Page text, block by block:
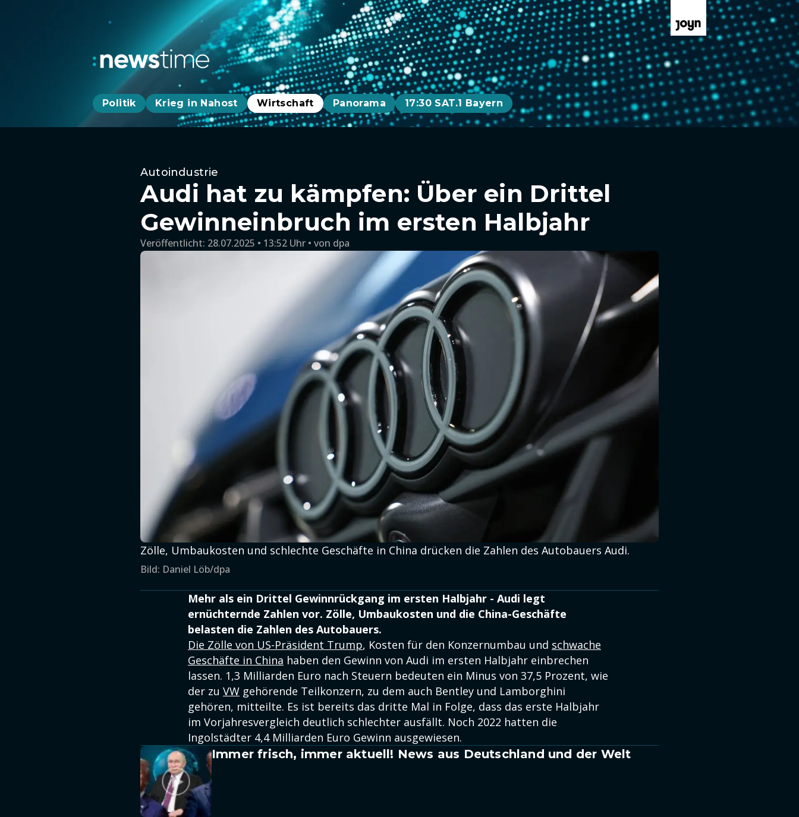
Politik Krieg in Nahost Wirtschaft Panorama 17:30 SAT.1 Bayern
Autoindustrie
Audi hat zu kämpfen: Über ein Drittel
Gewinneinbruch im ersten Halbjahr
Veröffentlicht: 28.07.2025 • 13:52 Uhr von dpa
Zölle, Umbaukosten und schlechte Geschäfte in China drücken die Zahlen des Autobauers Audi.
Bild: Daniel Löb/dpa
Mehr als ein Drittel Gewinnrückgang im ersten Halbjahr - Audi legt
ernüchternde Zahlen vor. Zölle, Umbaukosten und die China-Geschäfte
belasten die Zahlen des Autobauers.
Die Zölle von US-Präsident Trump, Kosten für den Konzernumbau und schwache
Geschäfte in China haben den Gewinn von Audi im ersten Halbjahr einbrechen
lassen. 1,3 Milliarden Euro nach Steuern bedeuten ein Minus von 37,5 Prozent, wie
der zu VW gehörende Teilkonzern, zu dem auch Bentley und Lamborghini
gehören, mitteilte. Es ist bereits das dritte Mal in Folge, dass das erste Halbjahr
im Vorjahresvergleich deutlich schlechter ausfällt. Noch 2022 hatten die
Ingolstädter 4,4 Milliarden Euro Gewinn ausgewiesen.
Immer frisch, immer aktuell! News aus Deutschland und der Welt